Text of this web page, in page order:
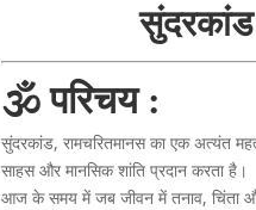
सुंदरकांड
🕉️ परिचय :
सुंदरकांड, रामचरितमानस का एक अत्यंत
साहस और मानसिक शांति प्रदान करता है।
आज के समय में जब जीवन में तनाव, चिंता और